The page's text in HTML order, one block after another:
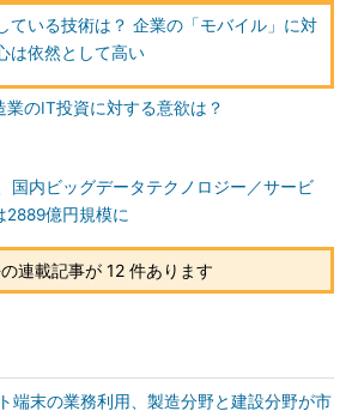
ている技術は？ 企業の「モバイル」に対
は依然として高い
業のIT投資に対する意欲は？
国内ビッグデータテクノロジー／サービ
2889億円規模に
連載記事が 12 件あります
端末の業務利用、製造分野と建設分野が市